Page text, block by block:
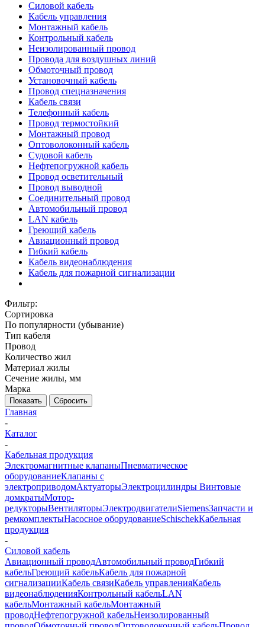
Силовой кабель
Кабель управления
Монтажный кабель
Контрольный кабель
Неизолированный провод
Провода для воздушных линий
Обмоточный провод
Установочный кабель
Провод спецназначения
Кабель связи
Телефонный кабель
Провод термостойкий
Монтажный провод
Оптоволоконный кабель
Судовой кабель
Нефтепогружной кабель
Провод осветительный
Провод выводной
Соединительный провод
Автомобильный провод
LAN кабель
Греющий кабель
Авиационный провод
Гибкий кабель
Кабель видеонаблюдения
Кабель для пожарной сигнализации
Фильтр:
Сортировка
По популярности (убывание)
Тип кабеля
Провод
Количество жил
Материал жилы
Сечение жилы, мм
Марка
Показать Сбросить
Главная
-
Каталог
-
Кабельная продукция
Электромагнитные клапаныПневматическое
оборудованиеКлапаны с
электроприводомАктуаторыЭлектроцилиндры Винтовые
домкратыМотор-
редукторыВентиляторыЭлектродвигателиSiemensЗапчасти и
ремкомплектыНасосное оборудованиеSchischekКабельная
продукция
-
Силовой кабель
Авиационный проводАвтомобильный проводГибкий
кабельГреющий кабельКабель для пожарной
сигнализацииКабель связиКабель управленияКабель
видеонаблюденияКонтрольный кабельLAN
кабельМонтажный кабельМонтажный
проводНефтепогружной кабельНеизолированный